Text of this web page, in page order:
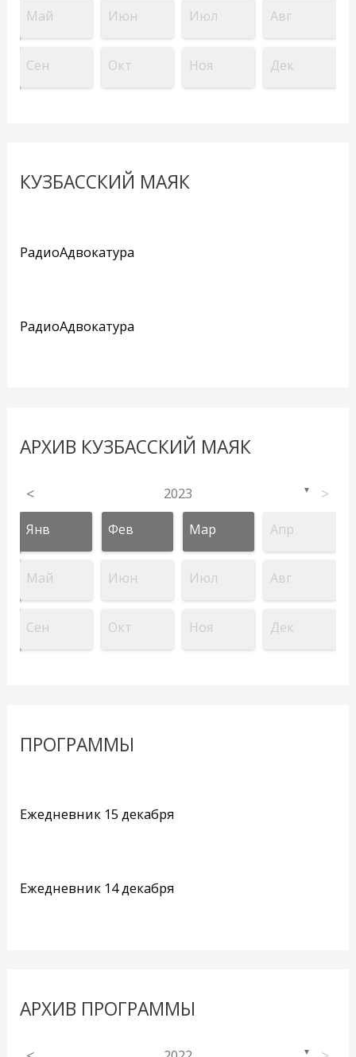
Май Июн Июл Авг
Сен Окт Ноя Дек
КУЗБАССКИЙ МАЯК
РадиоАдвокатура
РадиоАдвокатура
АРХИВ КУЗБАССКИЙ МАЯК
< 2023 ▼ >
Янв Фев Мар Апр
Май Июн Июл Авг
Сен Окт Ноя Дек
ПРОГРАММЫ
Ежедневник 15 декабря
Ежедневник 14 декабря
АРХИВ ПРОГРАММЫ
▼